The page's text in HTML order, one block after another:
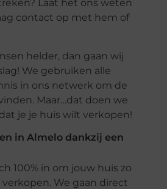
Laat het ons weten
contact op met hem of
helder, dan gaan wij
We gebruiken alle
in ons netwerk om de
Maar…dat doen we
je je huis wilt verkopen!
in Almelo dankzij een
100% in om jouw huis zo
We gaan direct